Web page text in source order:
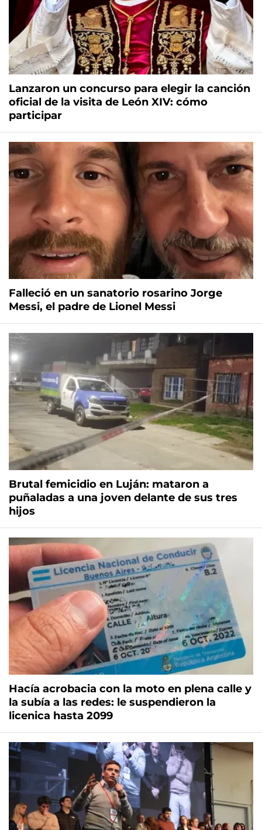
Lanzaron un concurso para elegir la canción
oficial de la visita de León XIV: cómo
participar
Falleció en un sanatorio rosarino Jorge
Messi, el padre de Lionel Messi
Brutal femicidio en Luján: mataron a
puñaladas a una joven delante de sus tres
hijos
Hacía acrobacia con la moto en plena calle y
la subía a las redes: le suspendieron la
licenica hasta 2099